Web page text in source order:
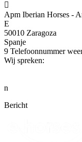

Apm Iberian Horses -
E
50010 Zaragoza
Spanje
9 Telefoonnummer
Wij spreken:
n
Bericht